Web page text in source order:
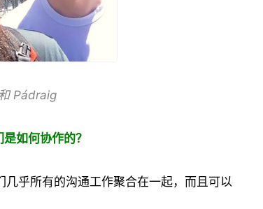
Pádraig
如何协作的？
乎所有的沟通工作聚合在一起，而且可以